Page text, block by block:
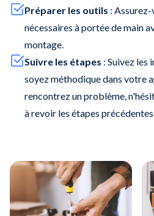
Préparer les outils :
nécessaires à portée de main
montage.
Suivre les étapes : Suivez les
soyez méthodique dans votre
rencontrez un problème,
à revoir les étapes